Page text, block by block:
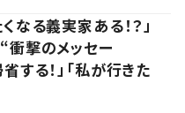
なる義実家ある！？」
衝撃のメッセー
する！」「私が行きた